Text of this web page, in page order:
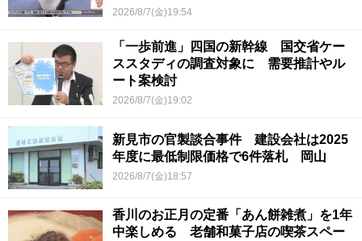
2026/8/7(金)19:54
「一歩前進」四国の新幹線 国交省ケー
ススタディの調査対象に 需要推計やル
ート案検討
2026/8/7(金)19:02
新見市の官製談合事件 建設会社は2025
年度に最低制限価格で6件落札 岡山
2026/8/7(金)18:57
香川のお正月の定番「あん餅雑煮」を1年
中楽しめる 老舗和菓子店の喫茶スペー